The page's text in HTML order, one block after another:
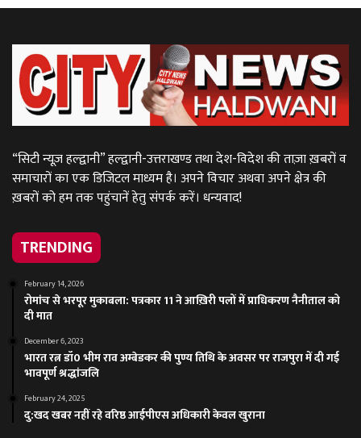
“सिटी न्यूज़ हल्द्वानी” हल्द्वानी-उत्तराखण्ड तथा देश-विदेश की ताज़ा ख़बरों व
समाचारों का एक डिजिटल माध्यम है। अपने विचार अथवा अपने क्षेत्र की
ख़बरों को हम तक पहुंचानें हेतु संपर्क करें। धन्यवाद!
TRENDING
February 14, 2026
रोमांच से भरपूर मुकाबला: पत्रकार 11 ने आख़िरी पलों में प्राधिकरण नैनीताल को
दी मात
December 6, 2023
भारत रत्न डॉ0 भीम राव अम्बेडकर की पुण्य तिथि के अवसर पर राजपुरा में दी गई
भावपूर्ण श्रद्धांजलि
February 24, 2025
दु:खद खबर नहीं रहे वरिष्ठ आईपीएस अधिकारी केवल खुराना